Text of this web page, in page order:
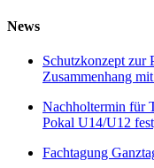
News
Schutzkonzept zur
Zusammenhang
Nachholtermin für
Pokal U14/U12
Fachtagung